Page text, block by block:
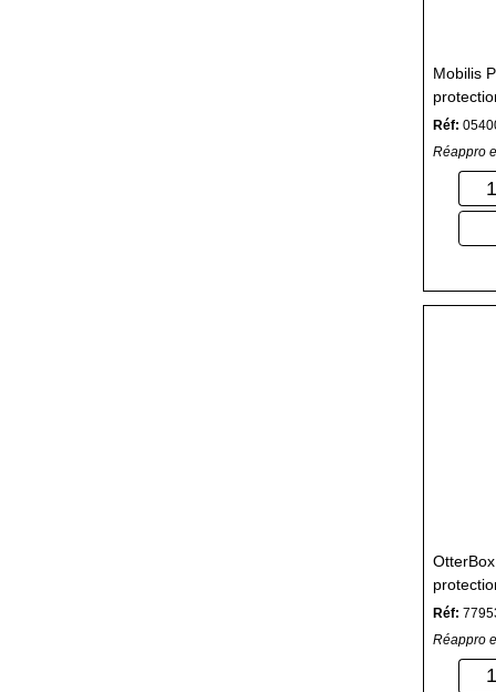
Mobilis
Réf:
Réappro
Réf:
Réappro